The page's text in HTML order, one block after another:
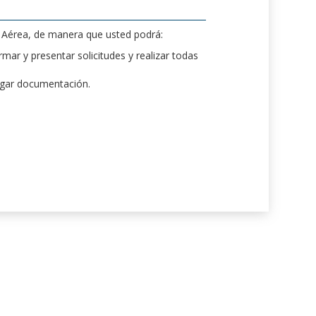
de manera que usted podrá:
y presentar solicitudes y realizar todas
documentación.